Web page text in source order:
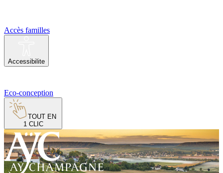
Accès familles
Accessibilite
Eco-conception
TOUT EN
1 CLIC